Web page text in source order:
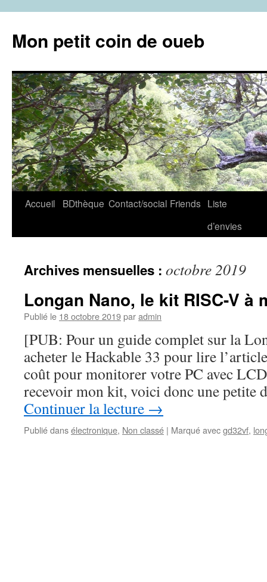
contenu
Mon petit coin de oueb
Accueil BDthèque Contact/social Friends Liste
d’envies
Archives mensuelles : octobre 2019
Longan Nano, le kit RISC-V à
Publié le 18 octobre 2019paradmin
[PUB: Pour un guide complet sur la
acheter le Hackable 33 pour lire
coût pour monitorer votre PC avec
recevoir mon kit, voici donc une
Continuer la lecture →
Publié dansélectronique, Non classé | Marqué avecgd32vf,